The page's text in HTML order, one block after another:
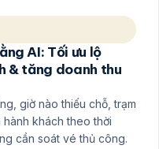
AI: Tối ưu lộ
& tăng doanh thu
giờ nào thiếu chỗ, trạm
hành khách theo thời
cần soát vé thủ công.